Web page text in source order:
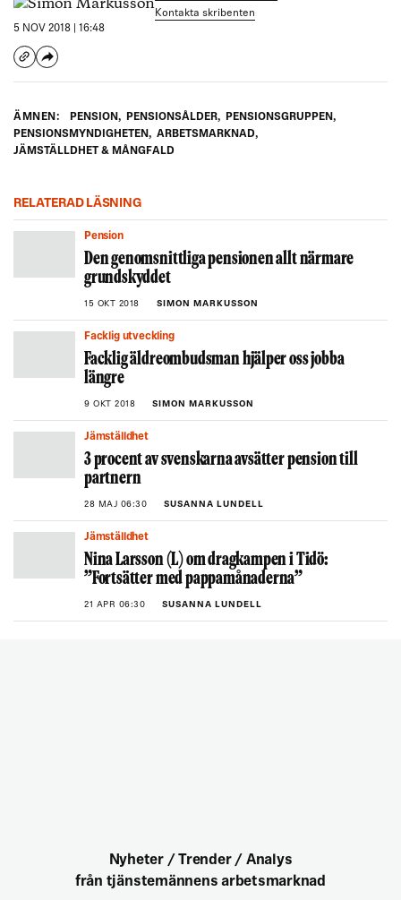
Kontakta skribenten
5 NOV 2018 | 16:48
ÄMNEN: PENSION, PENSIONSÅLDER, PENSIONSGRUPPEN,
PENSIONSMYNDIGHETEN, ARBETSMARKNAD,
JÄMSTÄLLDHET & MÅNGFALD
RELATERAD LÄSNING
Pension
Den genomsnittliga pensionen allt närmare
grundskyddet
15 OKT 2018 SIMON MARKUSSON
Facklig utveckling
Facklig äldreombudsman hjälper oss jobba
längre
9 OKT 2018 SIMON MARKUSSON
Jämställdhet
3 procent av svenskarna avsätter pension till
partnern
28 MAJ 06:30 SUSANNA LUNDELL
Jämställdhet
Nina Larsson (L) om dragkampen i Tidö:
”Fortsätter med pappamånaderna”
21 APR 06:30 SUSANNA LUNDELL
Nyheter / Trender / Analys
från tjänstemännens arbetsmarknad